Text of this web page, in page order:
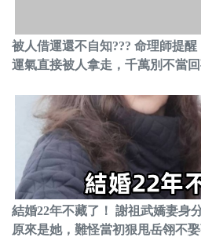
被人借運還不自知??? 命理師提醒
運氣直接被人拿走，千萬別不當
結婚22年不藏了！ 謝祖武嬌妻身
原來是她，難怪當初狠甩岳翎不